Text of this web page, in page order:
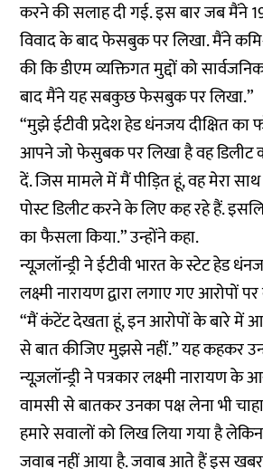
करने की सलाह दी गई. इस बार जब मैंने
विवाद के बाद फेसबुक पर लिखा. मैंने
की कि डीएम व्यक्तिगत मुद्दों को
बाद मैंने यह सबकुछ फेसबुक पर लिखा.”
“मुझे ईटीवी प्रदेश हेड धंनजय दीक्षित का
आपने जो फेसुबक पर लिखा है वह डिलीट
दें. जिस मामले में मैं पीड़ित हूं, वह मेरा
पोस्ट डिलीट करने के लिए कह रहे हैं.
का फैसला किया.” उन्होंने कहा.
न्यूज़लॉन्ड्री ने ईटीवी भारत के स्टेट हेड
लक्ष्मी नारायण द्वारा लगाए गए आरोपों
“मैं कंटेंट देखता हूं, इन आरोपों के बारे में
से बात कीजिए मुझसे नहीं.” यह कहकर
न्यूज़लॉन्ड्री ने पत्रकार लक्ष्मी नारायण के
वामसी से बातकर उनका पक्ष लेना भी
हमारे सवालों को लिख लिया गया है
जवाब नहीं आया है. जवाब आते हैं इस खबर